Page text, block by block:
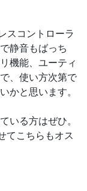
スコントローラ
静音もばっち
機能、ユーティ
、使い方次第で
かと思います。
いる方はぜひ。
てこちらもオス